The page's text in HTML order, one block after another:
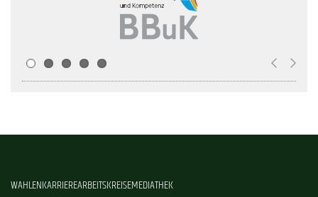
WAHLENKARRIEREARBEITSKREISEMEDIATHEK